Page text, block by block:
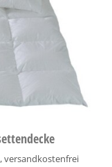
versandkostenfrei